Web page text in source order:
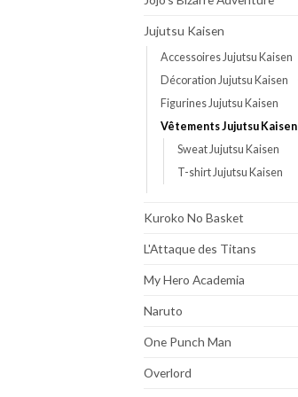
Jujutsu Kaisen
Accessoires Jujutsu Kaisen
Décoration Jujutsu Kaisen
Figurines Jujutsu Kaisen
Vêtements Jujutsu Kaisen
Sweat Jujutsu Kaisen
T-shirt Jujutsu Kaisen
Kuroko No Basket
L'Attaque des Titans
My Hero Academia
Naruto
One Punch Man
Overlord